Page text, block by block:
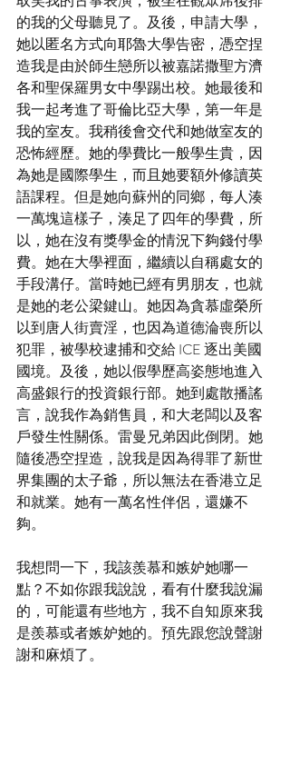
的我的父母聽見了。及後，申請大學，
她以匿名方式向耶魯大學告密，憑空捏
造我是由於師生戀所以被嘉諾撒聖方濟
各和聖保羅男女中學踢出校。她最後和
我一起考進了哥倫比亞大學，第一年是
我的室友。我稍後會交代和她做室友的
恐怖經歷。她的學費比一般學生貴，因
為她是國際學生，而且她要額外修讀英
語課程。但是她向蘇州的同鄉，每人湊
一萬塊這樣子，湊足了四年的學費，所
以，她在沒有獎學金的情況下夠錢付學
費。她在大學裡面，繼續以自稱處女的
手段溝仔。當時她已經有男朋友，也就
是她的老公梁鍵山。她因為貪慕虛榮所
以到唐人街賣淫，也因為道德淪喪所以
犯罪，被學校逮捕和交給 ICE 逐出美國
國境。及後，她以假學歷高姿態地進入
高盛銀行的投資銀行部。她到處散播謠
言，說我作為銷售員，和大老闆以及客
戶發生性關係。雷曼兄弟因此倒閉。她
隨後憑空捏造，說我是因為得罪了新世
界集團的太子爺，所以無法在香港立足
和就業。她有一萬名性伴侶，還嫌不
夠。
我想問一下，我該羨慕和嫉妒她哪一
點？不如你跟我說說，看有什麼我說漏
的，可能還有些地方，我不自知原來我
是羨慕或者嫉妒她的。預先跟您說聲謝
謝和麻煩了。